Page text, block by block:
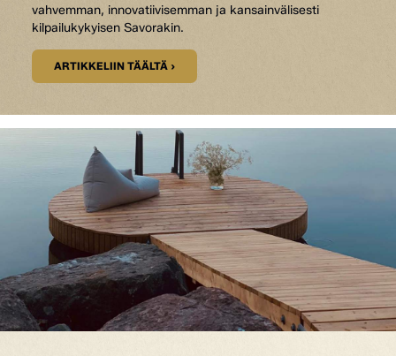
vahvemman, innovatiivisemman ja kansainvälisesti
kilpailukykyisen Savorakin.
ARTIKKELIIN TÄÄLTÄ ›